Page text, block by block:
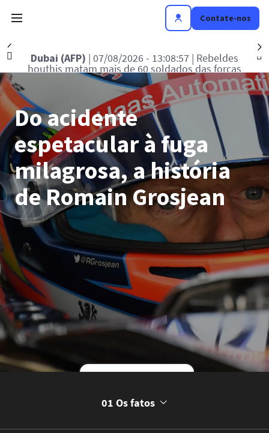
Contate-nos
08/2026 - 12:50:14|
alunos e professores na
Ceuta (AFP) | 07/
migrantes correm
de
Do acidente
espetacular à fuga
milagrosa, a história
de Romain Grosjean
01 Os fatos